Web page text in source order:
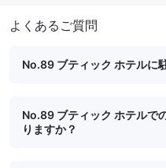
よくあるご質問
No.89 ブティック ホテルに
No.89 ブティック ホテルで
りますか？